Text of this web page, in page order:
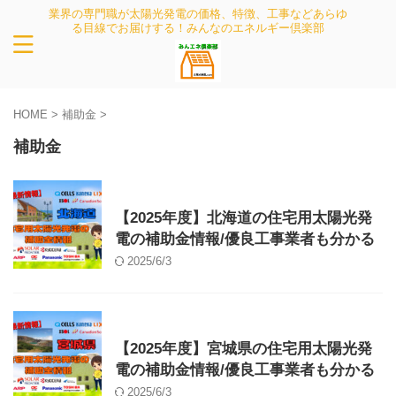
業界の専門職が太陽光発電の価格、特徴、工事などあらゆ
る目線でお届けする！みんなのエネルギー倶楽部
HOME > 補助金 >
補助金
【2025年度】北海道の住宅用太陽光発
電の補助金情報/優良工事業者も分かる
2025/6/3
【2025年度】宮城県の住宅用太陽光発
電の補助金情報/優良工事業者も分かる
2025/6/3